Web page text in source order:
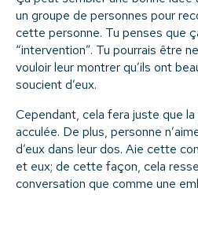
un groupe de personnes pour
cette personne. Tu penses que
“intervention”. Tu pourrais être
vouloir leur montrer qu’ils ont
soucient d’eux.
Cependant, cela fera juste que
acculée. De plus, personne
d’eux dans leur dos. Aie cette
et eux; de cette façon, cela
conversation que comme une